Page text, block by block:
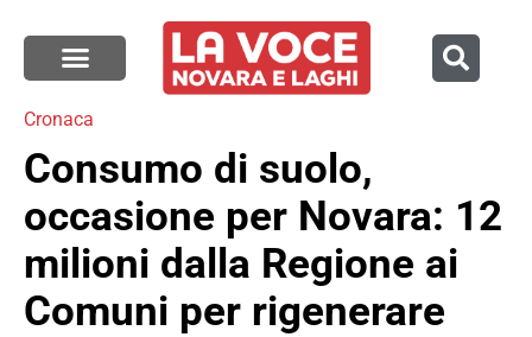
Cronaca
Consumo di suolo,
occasione per Novara: 12
milioni dalla Regione ai
Comuni per rigenerare